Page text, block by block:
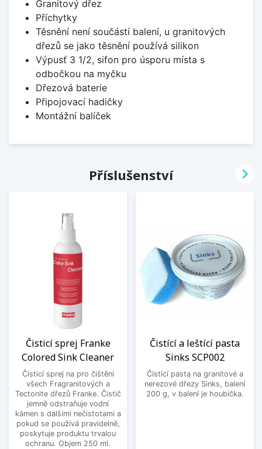
Granitový dřez
Příchytky
Těsnění není součástí balení, u granitových
dřezů se jako těsnění používá silikon
Výpusť 3 1/2, sifon pro úsporu místa s
odbočkou na myčku
Dřezová baterie
Připojovací hadičky
Montážní balíček
Příslušenství
Čisticí sprej Franke
Colored Sink Cleaner
Čisticí sprej na pro čištění
všech Fragranitových a
Tectonite dřezů Franke. Čistič
jemně odstraňuje vodní
kámen s dalšími nečistotami a
pokud se používá pravidelně,
poskytuje produktu trvalou
ochranu. Objem 250 ml.
Čistící a leštící pasta
Sinks SCP002
Čistící pasta na granitové a
nerezové dřezy Sinks, balení
200 g, v balení je houbička.
